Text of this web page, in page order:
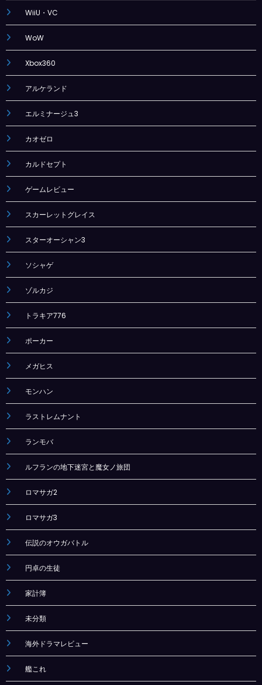
WiiU・VC
WoW
Xbox360
アルケランド
エルミナージュ3
カオゼロ
カルドセプト
ゲームレビュー
スカーレットグレイス
スターオーシャン3
ソシャゲ
ゾルカジ
トラキア776
ポーカー
メガヒス
モンハン
ラストレムナント
ランモバ
ルフランの地下迷宮と魔女ノ旅団
ロマサガ2
ロマサガ3
伝説のオウガバトル
円卓の生徒
家計簿
未分類
海外ドラマレビュー
艦これ